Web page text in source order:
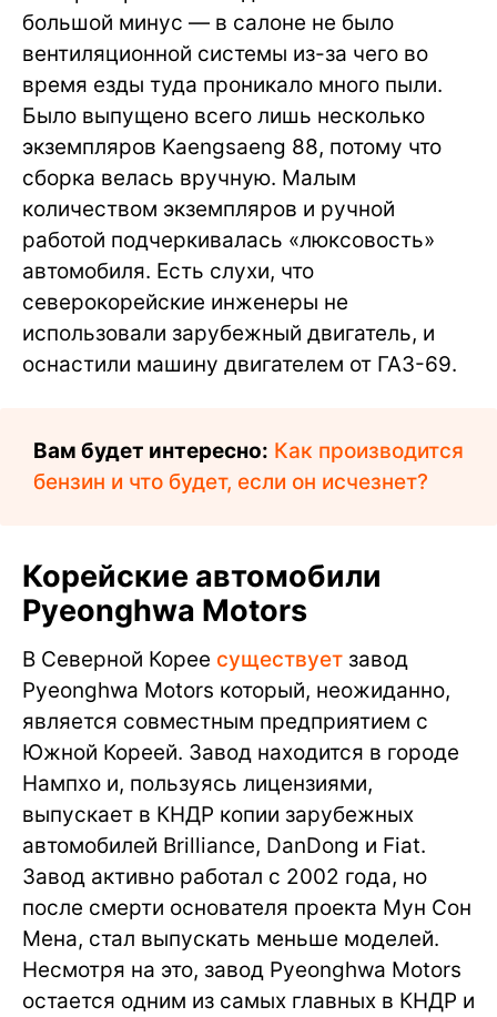
большой минус — в салоне не было
вентиляционной системы из-за чего во
время езды туда проникало много пыли.
Было выпущено всего лишь несколько
экземпляров Kaengsaeng 88, потому что
сборка велась вручную. Малым
количеством экземпляров и ручной
работой подчеркивалась «люксовость»
автомобиля. Есть слухи, что
северокорейские инженеры не
использовали зарубежный двигатель, и
оснастили машину двигателем от ГАЗ-69.
Вам будет интересно: Как производится
бензин и что будет, если он исчезнет?
Корейские автомобили
Pyeonghwa Motors
В Северной Корее существует завод
Pyeonghwa Motors который, неожиданно,
является совместным предприятием с
Южной Кореей. Завод находится в городе
Нампхо и, пользуясь лицензиями,
выпускает в КНДР копии зарубежных
автомобилей Brilliance, DanDong и Fiat.
Завод активно работал с 2002 года, но
после смерти основателя проекта Мун Сон
Мена, стал выпускать меньше моделей.
Несмотря на это, завод Pyeonghwa Motors
остается одним из самых главных в КНДР и